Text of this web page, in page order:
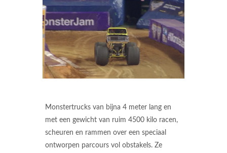
Monstertrucks van bijna 4 meter lang en
met een gewicht van ruim 4500 kilo racen,
scheuren en rammen over een speciaal
ontworpen parcours vol obstakels. Ze